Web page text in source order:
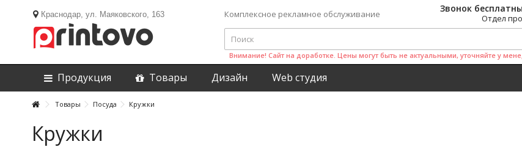
Краснодар, ул. Маяковского, 163 Комплексное рекламное обслуживание Звонок
Отдел
Внимание! Сайт на доработке. Цены могут быть не актуальными, уточняйте у
Продукция Товары Дизайн Web студия
Товары Посуда Кружки
Кружки